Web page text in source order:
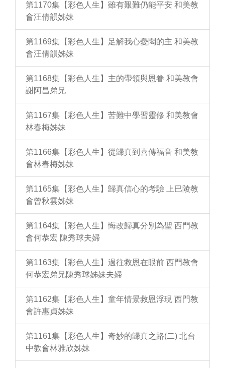
第1170集【彩色人生】雖有艱難仍能平安 和美教
會汪倩韻姊妹
第1169集【彩色人生】足解我心憂悶的主 和美教
會汪倩韻姊妹
第1168集【彩色人生】主的帶領與恩眷 和美教會
謝阿昌弟兄
第1167集【彩色人生】苦難中學習靈修 和美教會
林春梅姊妹
第1166集【彩色人生】從歸真到喜傳福音 和美教
會林春梅姊妹
第1165集【彩色人生】歸真信心的考驗 上巴陵教
會曾秋雲姊妹
第1164集【彩色人生】悔改歸真分別為聖 西門教
會何恭宏 陳秀球夫婦
第1163集【彩色人生】過往救恩在眼前 西門教會
何恭宏弟兄陳秀球姊妹夫婦
第1162集【彩色人生】童年情景救恩浮現 西門教
會許惠貞姊妹
第1161集【彩色人生】奇妙的歸真之路(二) 北台
中教會林雅欣姊妹